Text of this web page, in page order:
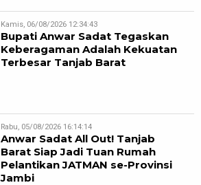
Kamis, 06/08/2026 12:34:43
Bupati Anwar Sadat Tegaskan
Keberagaman Adalah Kekuatan
Terbesar Tanjab Barat
Rabu, 05/08/2026 16:14:14
Anwar Sadat All Out! Tanjab
Barat Siap Jadi Tuan Rumah
Pelantikan JATMAN se-Provinsi
Jambi